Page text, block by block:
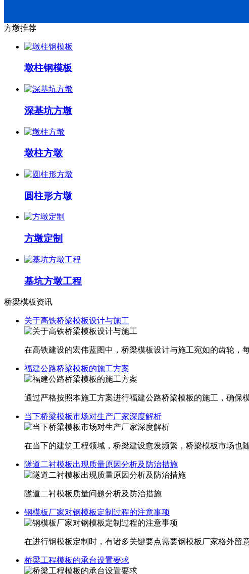
方墩推荐
墩柱钢模板
深基坑方墩
墩柱方墩
圆柱形方墩
方墩定制
基坑方墩工程
桥梁模板资讯
关于高铁桥梁模板设计与施工
在高铁建设的宏伟蓝图中，桥梁模板设计与施工宛如的齿轮，
福建公路桥梁模板的施工方案
通过严格按照本施工方案进行福建​公路桥梁模板的施工，确保
当下桥梁模板市场对生产厂家深度解析
在当下的建筑工程领域，桥梁建设愈发频繁，桥梁模板市场也
隧道二衬模板出现质量原因分析及防治措施
隧道二衬模板质量问题分析及防治措施
钢模板厂家对钢模板定制过程的注意事项
在进行钢模板定制时，有诸多关键要点需要钢模板厂家格外留
桥梁工程模板的承台设置要求